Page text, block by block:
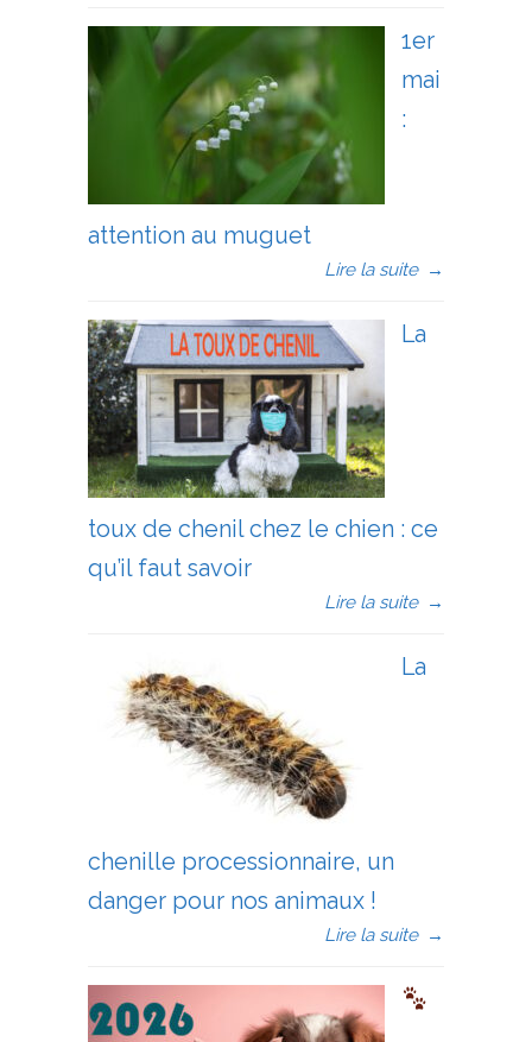
1er
mai
:
attention au muguet
Lire la suite →
La
toux de chenil chez le chien : ce
qu’il faut savoir
Lire la suite →
La
chenille processionnaire, un
danger pour nos animaux !
Lire la suite →